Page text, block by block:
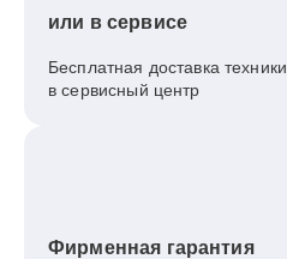
или в сервисе
Бесплатная доставка техники
в сервисный центр
Фирменная гарантия